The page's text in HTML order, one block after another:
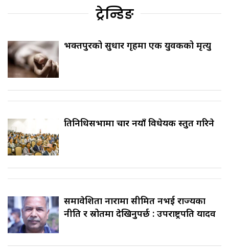
ट्रेन्डिङ
भक्तपुरको सुधार गृहमा एक युवकको मृत्यु
प्रतिनिधिसभामा चार नयाँ विधेयक प्रस्तुत गरिने
समावेशिता नारामा सीमित नभई राज्यका
नीति र स्रोतमा देखिनुपर्छ : उपराष्ट्रपति यादव